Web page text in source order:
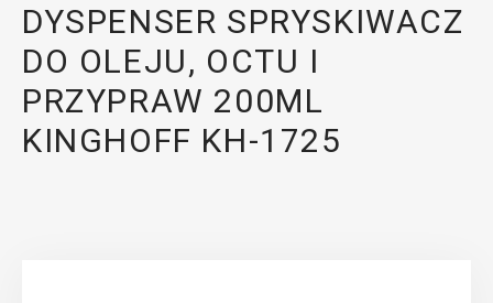
DYSPENSER SPRYSKIWACZ
DO OLEJU, OCTU I
PRZYPRAW 200ML
KINGHOFF KH-1725